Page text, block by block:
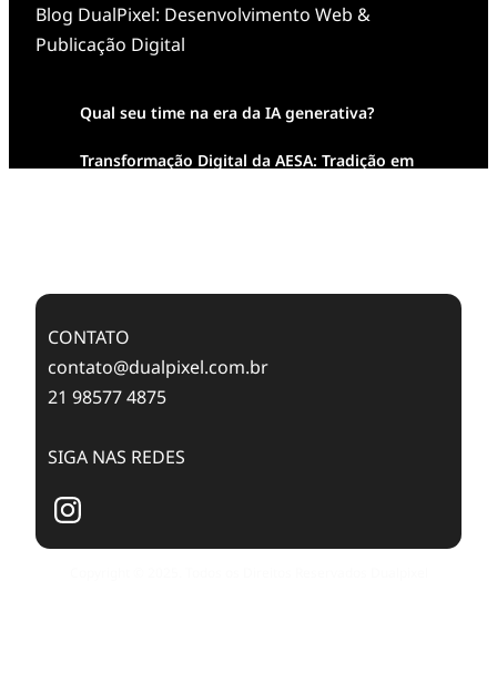
Blog DualPixel: Desenvolvimento Web &
Publicação Digital
Qual seu time na era da IA generativa?
Transformação Digital da AESA: Tradição em
CONTATO
contato@dualpixel.com.br
21 98577 4875
SIGA NAS REDES